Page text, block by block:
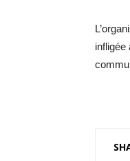
infligée